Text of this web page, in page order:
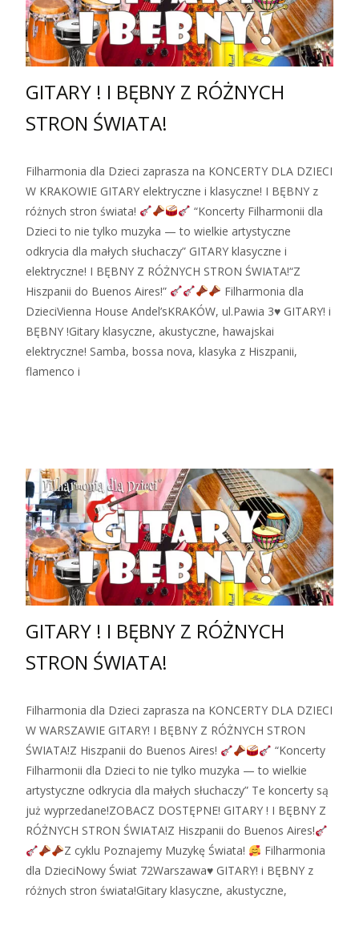
GITARY ! I BĘBNY Z RÓŻNYCH
STRON ŚWIATA!
Filharmonia dla Dzieci zaprasza na KONCERTY DLA DZIECI
W KRAKOWIE GITARY elektryczne i klasyczne! I BĘBNY z
różnych stron świata!
“Koncerty Filharmonii dla
Dzieci to nie tylko muzyka — to wielkie artystyczne
odkrycia dla małych słuchaczy” GITARY klasyczne i
elektryczne! I BĘBNY Z RÓŻNYCH STRON ŚWIATA!“Z
Hiszpanii do Buenos Aires!”
Filharmonia dla
DzieciVienna House Andel’sKRAKÓW, ul.Pawia 3♥ GITARY! i
BĘBNY !Gitary klasyczne, akustyczne, hawajskai
elektryczne! Samba, bossa nova, klasyka z Hiszpanii,
flamenco i
GITARY ! I BĘBNY Z RÓŻNYCH
STRON ŚWIATA!
Filharmonia dla Dzieci zaprasza na KONCERTY DLA DZIECI
W WARSZAWIE GITARY! I BĘBNY Z RÓŻNYCH STRON
ŚWIATA!Z Hiszpanii do Buenos Aires!
“Koncerty
Filharmonii dla Dzieci to nie tylko muzyka — to wielkie
artystyczne odkrycia dla małych słuchaczy” Te koncerty są
już wyprzedane!ZOBACZ DOSTĘPNE! GITARY ! I BĘBNY Z
RÓŻNYCH STRON ŚWIATA!Z Hiszpanii do Buenos Aires!
Z cyklu Poznajemy Muzykę Świata!
Filharmonia
dla DzieciNowy Świat 72Warszawa♥ GITARY! i BĘBNY z
różnych stron świata!Gitary klasyczne, akustyczne,